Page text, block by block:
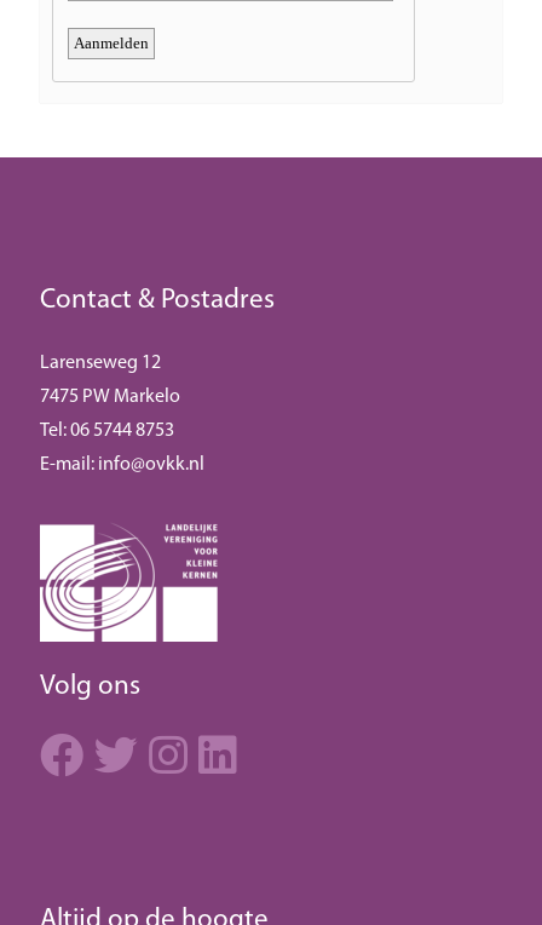
Contact & Postadres
Larenseweg 12
7475 PW Markelo
Tel: 06 5744 8753
E-mail: info@ovkk.nl
Volg ons